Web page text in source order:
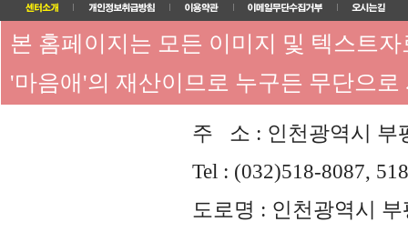
본 홈페이지는 모든 이미지 및 텍스트
'마음애'의 재산이므로 누구든 무단으
주 소 : 인천광역시 부
Tel : (032)518-8087,
도로명 : 인천광역시